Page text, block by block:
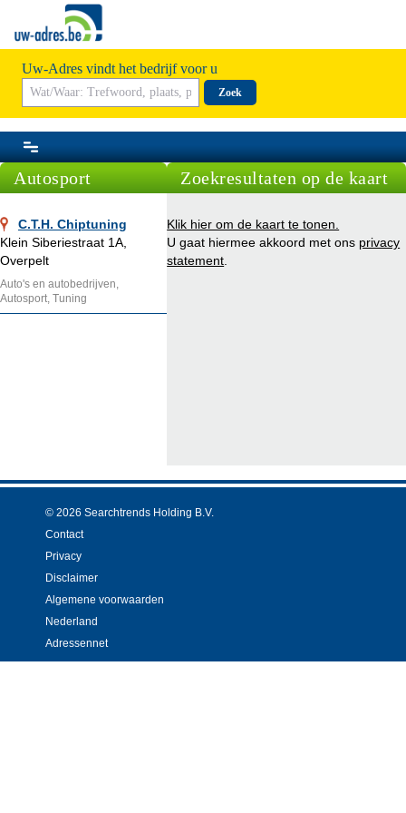
Uw-Adres vindt het bedrijf voor u
Zoek
Autosport
C.T.H. Chiptuning
Klein Siberiestraat 1A,
Overpelt
Auto's en autobedrijven,
Autosport, Tuning
Zoekresultaten op de kaart
Klik hier om de kaart te tonen.
U gaat hiermee akkoord met ons privacy
statement
© 2026 Searchtrends Holding B.V.
Contact
Privacy
Disclaimer
Algemene voorwaarden
Nederland
Adressennet